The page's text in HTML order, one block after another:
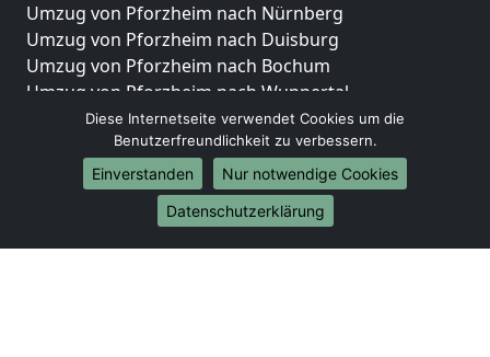
Umzug von Pforzheim nach Nürnberg
Umzug von Pforzheim nach Duisburg
Umzug von Pforzheim nach Bochum
Umzug von Pforzheim nach Wuppertal
Umzug von Pforzheim nach Bielefeld
Umzug von Pforzheim nach Bonn
Umzug von Pforzheim nach Münster
Internationale-Umzüge
Umzug von Pforzheim nach Brasilien
Diese Internetseite verwendet Cookies um die
Benutzerfreundlichkeit zu verbessern.
Einverstanden
Nur notwendige Cookies
Datenschutzerklärung